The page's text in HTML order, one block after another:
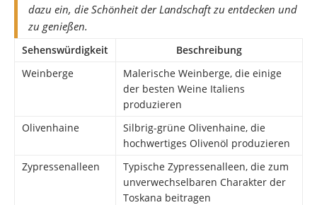
dazu ein, die Schönheit der Landschaft zu entdecken und
zu genießen.
Sehenswürdigkeit
Beschreibung
Weinberge
Malerische Weinberge, die einige
der besten Weine Italiens
produzieren
Olivenhaine
Silbrig-grüne Olivenhaine, die
hochwertiges Olivenöl produzieren
Zypressenalleen
Typische Zypressenalleen, die zum
unverwechselbaren Charakter der
Toskana beitragen